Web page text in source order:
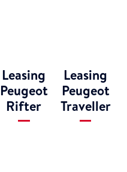
Leasing
Peugeot
Rifter
Leasing
Peugeot
Traveller